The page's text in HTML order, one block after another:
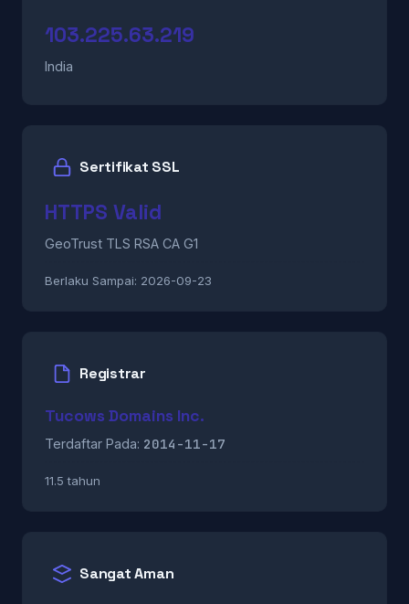
103.225.63.219
India
Sertifikat SSL
HTTPS Valid
GeoTrust TLS RSA CA G1
Berlaku Sampai: 2026-09-23
Registrar
Tucows Domains Inc.
Terdaftar Pada: 2014-11-17
11.5 tahun
Sangat Aman